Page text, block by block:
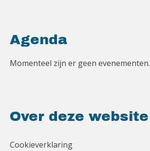
Agenda
Momenteel zijn er geen evenementen.
Over deze website
Cookieverklaring